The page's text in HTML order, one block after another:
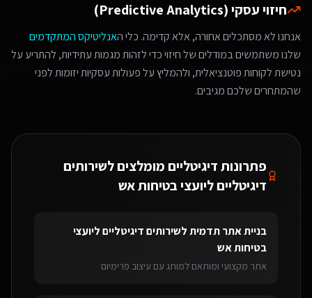
חיזוי עסקי (Predictive Analytics)
אנחנו לא מסתכלים אחורה, אלא קדימה. כלי האנליטיקס המתקדמים
שלנו משתמשים במודלים של חיזוי כדי לזהות מגמות עתידיות, להתריע על
נטישת לקוחות פוטנציאלית, ולהמליץ על פעולות עסקיות יזומות לפני
שהמתחרים שלכם מגיבים.
פתרונות דיגיטליים מומלצים לשירותים
דיגיטליים ליועצי בטיחות אש
בניית אתר תדמיתלשירותים דיגיטליים ליועצי
בטיחות אש
אתר מקצועי ומותאם למותג עם עיצוב פרימיום